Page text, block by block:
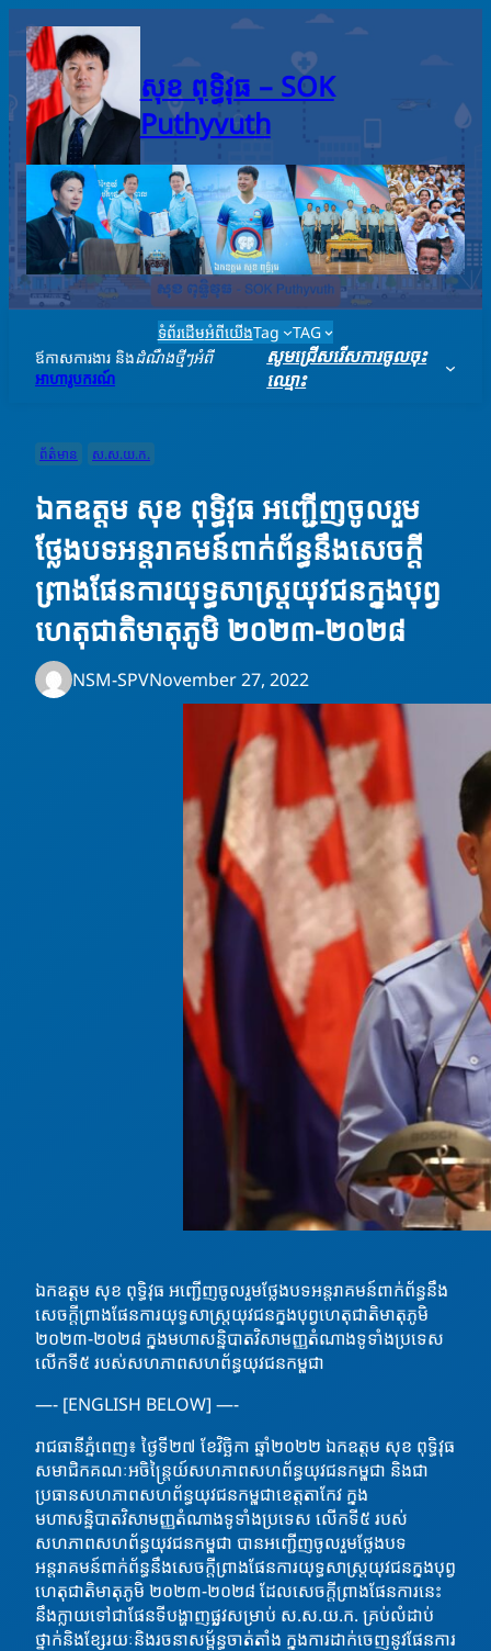
content
សុខ ពុទ្ធិវុធ – SO​K
Puthyvuth
ទំព័រដើមអំពីយើងTag
TAG
ឪកាសការងារ និងដំណឹងថ្មីៗអំពី
អាហារូបករណ៍
សូមជ្រើសរើសការចូលចុះ
ឈ្មោះ
ព័ត៌មាន ស.ស.យ.ក.
ឯកឧត្ដម សុខ ពុទ្ធិវុធ អញ្ជើញចូលរួម
ថ្លែងបទអន្តរាគមន៍ពាក់ព័ន្ធនឹងសេចក្ដី
ព្រាងផែនការយុទ្ធសាស្ត្រយុវជនក្នុងបុព្វ
ហេតុជាតិមាតុភូមិ ២០២៣-២០២៨
NSM-SPVNovember 27, 2022
ឯកឧត្ដម សុខ ពុទ្ធិវុធ អញ្ជើញចូលរួមថ្លែងបទអន្តរាគមន៍ពាក់ព័ន្ធនឹង
សេចក្ដីព្រាងផែនការយុទ្ធសាស្ត្រយុវជនក្នុងបុព្វហេតុជាតិមាតុភូមិ
២០២៣-២០២៨ ក្នុងមហាសន្និបាតវិសាមញ្ញតំណាងទូទាំងប្រទេស
លេីកទី៥ របស់សហភាពសហព័ន្ធយុវជនកម្ពុជា
—- [ENGLISH BELOW] —-
រាជធានីភ្នំពេញ៖ ថ្ងៃទី២៧ ខែវិច្ឆិកា ឆ្នាំ២០២២ ឯកឧត្តម សុខ ពុទ្ធិវុធ
សមាជិកគណៈអចិន្ត្រៃយ៍សហភាពសហព័ន្ធយុវជនកម្ពុជា និងជា
ប្រធានសហភាពសហព័ន្ធយុវជនកម្ពុជាខេត្តតាកែវ ក្នុង
មហាសន្និបាតវិសាមញ្ញតំណាងទូទាំងប្រទេស លេីកទី៥ របស់
សហភាពសហព័ន្ធយុវជនកម្ពុជា បានអញ្ជើញចូលរួមថ្លែងបទ
អន្តរាគមន៍ពាក់ព័ន្ធនឹងសេចក្ដីព្រាងផែនការយុទ្ធសាស្ត្រយុវជនក្នុងបុព្វ
ហេតុជាតិមាតុភូមិ ២០២៣-២០២៨ ដែលសេចក្ដីព្រាងផែនការនេះ
នឹងក្លាយទៅជាផែនទីបង្ហាញផ្លូវសម្រាប់ ស.ស.យ.ក. គ្រប់លំដាប់
ថ្នាក់និងខ្សែរយៈនិងរចនាសម្ព័ន្ធចាត់តាំង ក្នុងការដាក់ចេញនូវផែនការ